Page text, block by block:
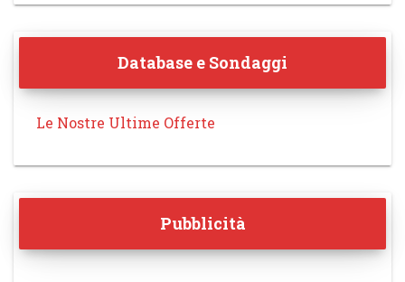
Database e Sondaggi
Le Nostre Ultime Offerte
Pubblicità